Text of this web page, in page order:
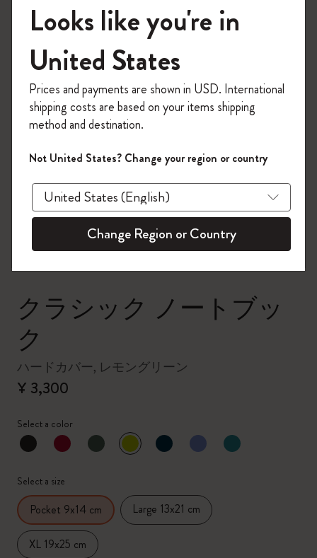
クラシック ノートブッ
ク
ハードカバー, レモングリーン
¥ 3,300
Select a color
選択済
*選択したカラー
Select a size
Pocket 9x14 cm Large 13x21 cm
XL 19x25 cm
モレスキンの世界へようこそ
「WELCOME10」を入力すると、初回注
文が10%オフ＋送料無料になります。セ
ール・アウトレット品は適用外。
Moleskineアカウントを作成して限定オフ
ァーや会員特典、さらに多くのインスピ
レーションを手に入れましょう。
今すぐ会員登録 !
Looks like you're in
United States
Prices and payments are shown in USD. International
shipping costs are based on your items shipping
method and destination.
Not United States? Change your region or country
Change Region or Country